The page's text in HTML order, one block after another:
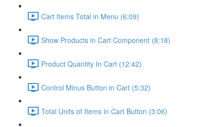
Cart Items Total in Menu (6:09)
Show Products in Cart Component (8:18)
Product Quantity In Cart (12:42)
Control Minus Button in Cart (5:32)
Total Units of Items in Cart Button (3:06)